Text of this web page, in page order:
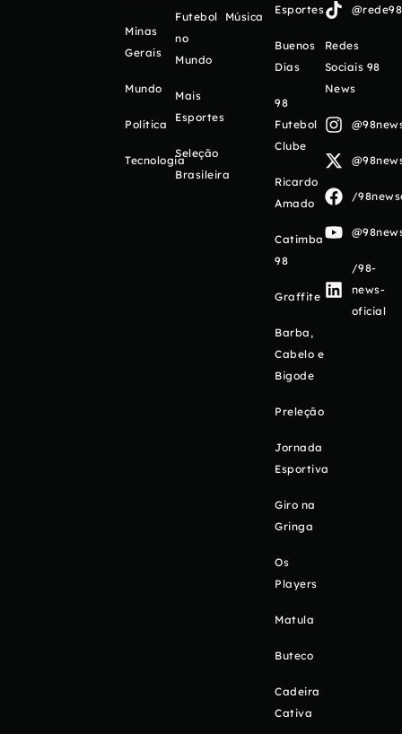
Minas
Gerais
Mundo
Política
Tecnologia
Futebol
no
Mundo
Mais
Esportes
Seleção
Brasileira
Música
Esportes
Buenos
Días
98
Futebol
Clube
Ricardo
Amado
Catimba
98
Graffite
Barba,
Cabelo e
Bigode
Preleção
Jornada
Esportiva
Giro na
Gringa
Os
Players
Matula
Buteco
Cadeira
Cativa
Redes
Sociais 98
News
/
/98-
news-
oficial